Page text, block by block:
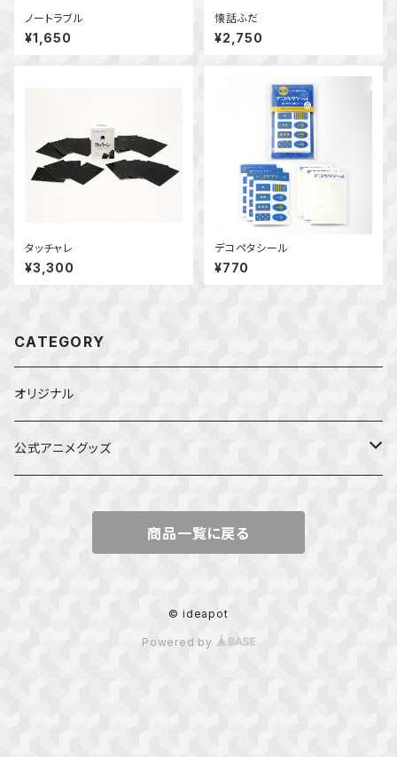
ノートラブル
¥1,650
懐話ふだ
¥2,750
タッチャレ
¥3,300
デコペタシール
¥770
CATEGORY
オリジナル
公式アニメグッズ
ダンジョンの中のひと
商品一覧に戻る
© ideapot
Powered by